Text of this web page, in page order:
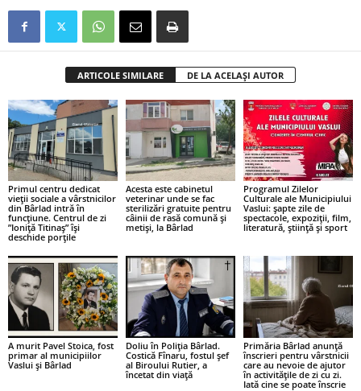
ARTICOLE SIMILARE DE LA ACELAȘI AUTOR
Primul centru dedicat
vieții sociale a vârstnicilor
din Bârlad intră în
funcțiune. Centrul de zi
”Ioniță Titinaș” își
deschide porțile
Acesta este cabinetul
veterinar unde se fac
sterilizări gratuite pentru
câinii de rasă comună și
metiși, la Bârlad
Programul Zilelor
Culturale ale Municipiului
Vaslui: șapte zile de
spectacole, expoziții, film,
literatură, știință și sport
A murit Pavel Stoica, fost
primar al municipiilor
Vaslui și Bârlad
Doliu în Poliția Bârlad.
Costică Fînaru, fostul șef
al Biroului Rutier, a
încetat din viață
Primăria Bârlad anunță
înscrieri pentru vârstnicii
care au nevoie de ajutor
în activitățile de zi cu zi.
Iată cine se poate înscrie